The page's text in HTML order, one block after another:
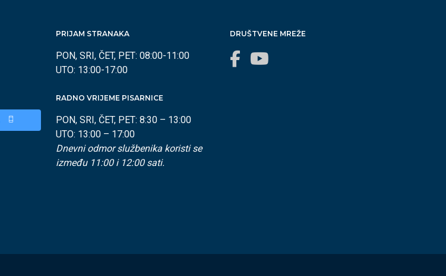
PRIJAM STRANAKA
PON, SRI, ČET, PET: 08:00-11:00
UTO: 13:00-17:00
RADNO VRIJEME PISARNICE
PON, SRI, ČET, PET: 8:30 – 13:00
UTO: 13:00 – 17:00
Dnevni odmor službenika koristi se
između 11:00 i 12:00 sati.
DRUŠTVENE MREŽE